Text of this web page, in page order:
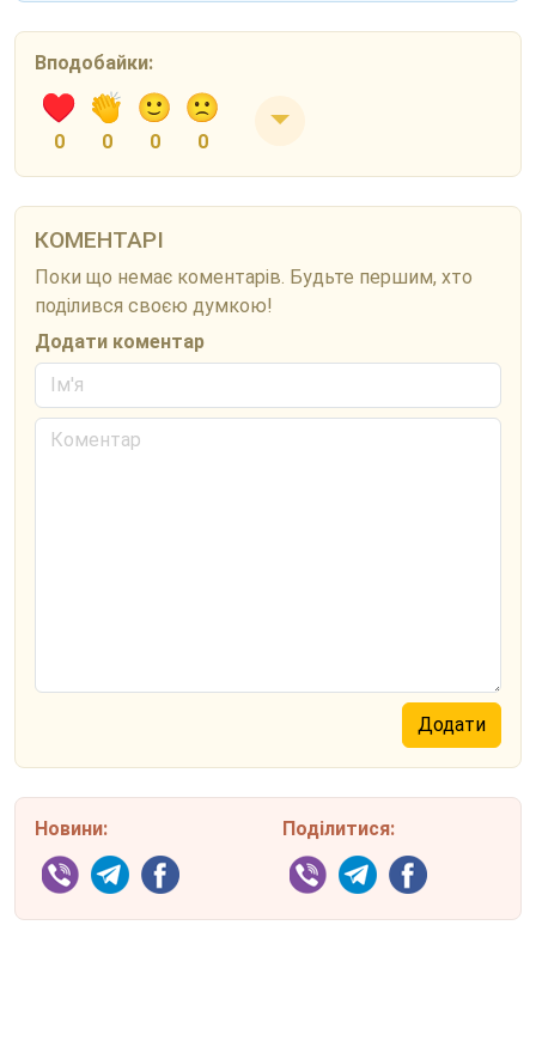
Вподобайки:
0 0 0 0
КОМЕНТАРІ
Поки що немає коментарів. Будьте першим, хто
поділився своєю думкою!
Додати коментар
Новини: Поділитися: